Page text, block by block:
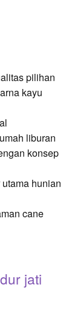
pilihan
kayu
liburan
konsep
hunian
cane
jati